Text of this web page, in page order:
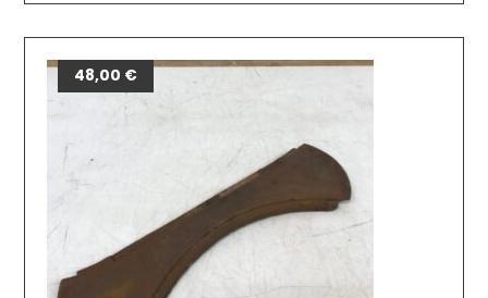
38,00 €
48,00 €